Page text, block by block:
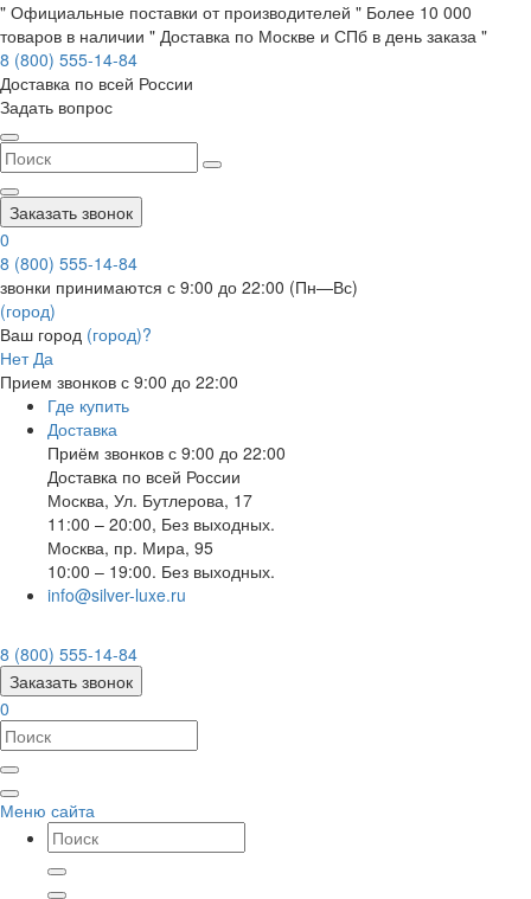
" Официальные поставки от производителей " Более 10 000
товаров в наличии " Доставка по Москве и СПб в день заказа "
8 (800) 555-14-84
Доставка по всей России
Задать вопрос
Заказать звонок
0
8 (800) 555-14-84
звонки принимаются с 9:00 до 22:00 (Пн—Вс)
(город)
Ваш город (город)?
Нет Да
Прием звонков с 9:00 до 22:00
Где купить
Доставка
Приём звонков с 9:00 до 22:00
Доставка по всей России
Москва, Ул. Бутлерова, 17
11:00 – 20:00, Без выходных.
Москва, пр. Мира, 95
10:00 – 19:00. Без выходных.
info@silver-luxe.ru
8 (800) 555-14-84
Заказать звонок
0
Меню сайта